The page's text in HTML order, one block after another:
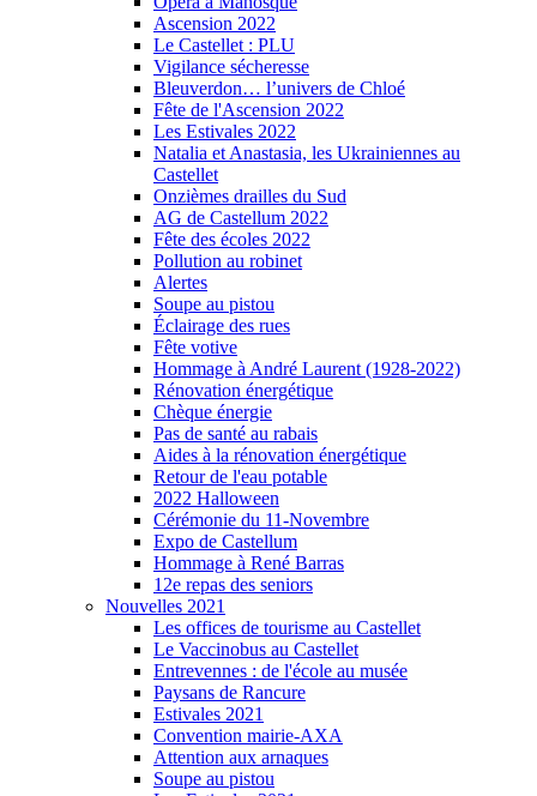
Ascension 2022
Le Castellet : PLU
Vigilance sécheresse
Bleuverdon… l’univers de Chloé
Fête de l'Ascension 2022
Les Estivales 2022
Natalia et Anastasia, les Ukrainiennes au
Castellet
Onzièmes drailles du Sud
AG de Castellum 2022
Fête des écoles 2022
Pollution au robinet
Alertes
Soupe au pistou
Éclairage des rues
Fête votive
Hommage à André Laurent (1928-2022)
Rénovation énergétique
Chèque énergie
Pas de santé au rabais
Aides à la rénovation énergétique
Retour de l'eau potable
2022 Halloween
Cérémonie du 11-Novembre
Expo de Castellum
Hommage à René Barras
12e repas des seniors
Nouvelles 2021
Les offices de tourisme au Castellet
Le Vaccinobus au Castellet
Entrevennes : de l'école au musée
Paysans de Rancure
Estivales 2021
Convention mairie-AXA
Attention aux arnaques
Soupe au pistou